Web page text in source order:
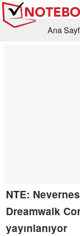
Ana
NTE:
Dreamwalk
yayınlanıyor